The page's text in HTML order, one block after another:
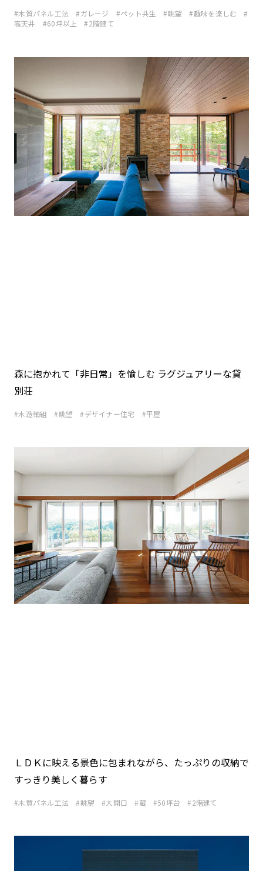
木質パネル工法 ガレージ ペット共生 眺望
趣味を楽しむ
高天井
60坪以上 2階建て
森に抱かれて「非日常」を愉しむ ラグジュアリーな貸
別荘
木造軸組 眺望 デザイナー住宅 平屋
ＬＤＫに映える景色に包まれながら、たっぷりの収納で
すっきり美しく暮らす
木質パネル工法 眺望 大開口 蔵 50坪台 2階建て